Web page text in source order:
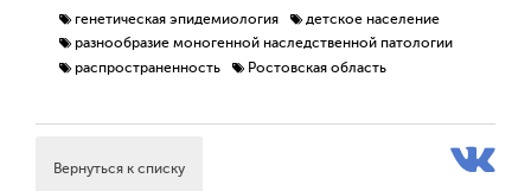
генетическая эпидемиология
детское население
разнообразие моногенной наследственной патологии
распространенность
Ростовская область
Вернуться к списку